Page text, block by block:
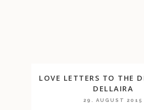
LOVE LETTERS TO THE
DELLAIRA
29. AUGUST 2015